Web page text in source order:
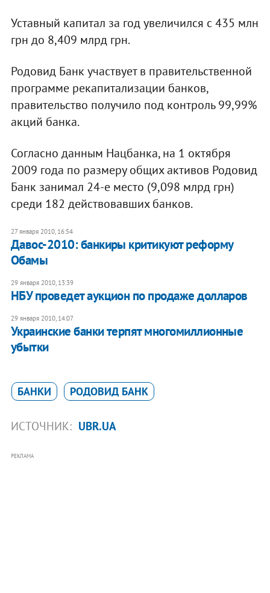
Уставный капитал за год увеличился с 435 млн
грн до 8,409 млрд грн.
Родовид Банк участвует в правительственной
программе рекапитализации банков,
правительство получило под контроль 99,99%
акций банка.
Согласно данным Нацбанка, на 1 октября
2009 года по размеру общих активов Родовид
Банк занимал 24-е место (9,098 млрд грн)
среди 182 действовавших банков.
27 января 2010, 16:54
Давос-2010: банкиры критикуют реформу
Обамы
29 января 2010, 13:39
НБУ проведет аукцион по продаже долларов
29 января 2010, 14:07
Украинские банки терпят многомиллионные
убытки
БАНКИ РОДОВИД БАНК
ИСТОЧНИК: UBR.UA
РЕКЛАМА